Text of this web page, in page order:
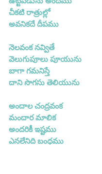
చీకటి రాత్రుల్లో
అవనికదే దీపము
నెలవంక నవ్వితే
వెలుగుపూలు పూయును
బాగా గమనిస్తే
దాని సొగసు తెలియును
అందాల చంద్రవంక
మందార మాలిక
అందరికీ ఇష్టము
ఎనలేనిది బంధము